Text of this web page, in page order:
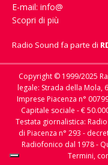
E-mail: info@
Scopri di più
Radio Sound fa parte di
Copyright © 1999/2025
legale: Strada della Mola,
Imprese Piacenza n°
Capitale sociale - €
Testata giornalistica:
di Piacenza n° 293 -
Radiofonico dal 1978 -
Termini,